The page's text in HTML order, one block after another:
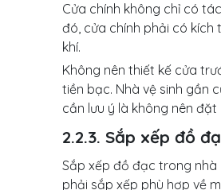
Cửa chính không chỉ có
đó, cửa chính phải có kích
khí.
Không nên thiết kế cửa
tiền bạc. Nhà vệ sinh gần
cần lưu ý là không nên
2.2.3. Sắp xếp đồ
Sắp xếp đồ đạc trong
phải sắp xếp phù hợp về